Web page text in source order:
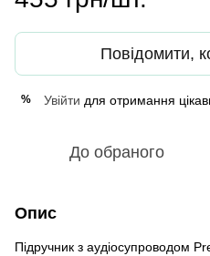
Повідомити,
% Увійти для отримання
До обраного
Опис
Підручник з аудіосупроводом